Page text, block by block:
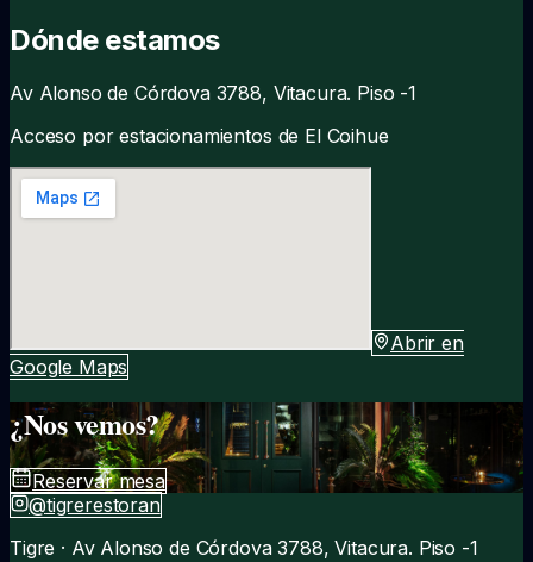
Dónde estamos
Av Alonso de Córdova 3788, Vitacura. Piso -1
Acceso por estacionamientos de El Coihue
Abrir en
Google Maps
¿Nos vemos?
Reservar mesa
@tigrerestoran
Tigre · Av Alonso de Córdova 3788, Vitacura. Piso -1